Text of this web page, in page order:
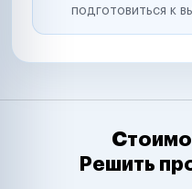
подготовиться к
Решить